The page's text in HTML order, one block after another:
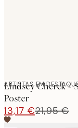
ARTISTAS EM
Lindsey Cherek -
Poster
13,17 €21,95 €